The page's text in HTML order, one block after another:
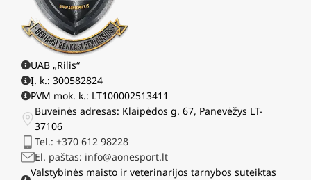
UAB „Rilis“
Į. k.: 300582824
PVM mok. k.: LT100002513411
Buveinės adresas: Klaipėdos g. 67, Panevėžys LT-
37106
Tel.: +370 612 98228
El. paštas: info@aonesport.lt
Valstybinės maisto ir veterinarijos tarnybos suteiktas